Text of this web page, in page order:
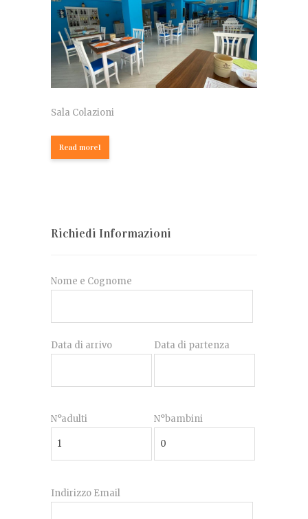
Sala Colazioni
Read more1
Richiedi Informazioni
Nome e Cognome
Data di arrivo Data di partenza
N°adulti N°bambini
Indirizzo Email